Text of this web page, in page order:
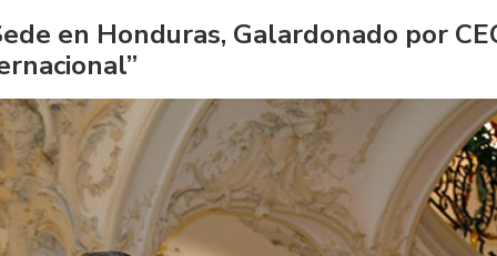
en Honduras, Galardonado por